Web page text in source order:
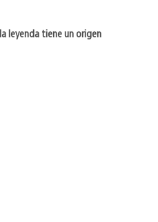
leyenda tiene un origen